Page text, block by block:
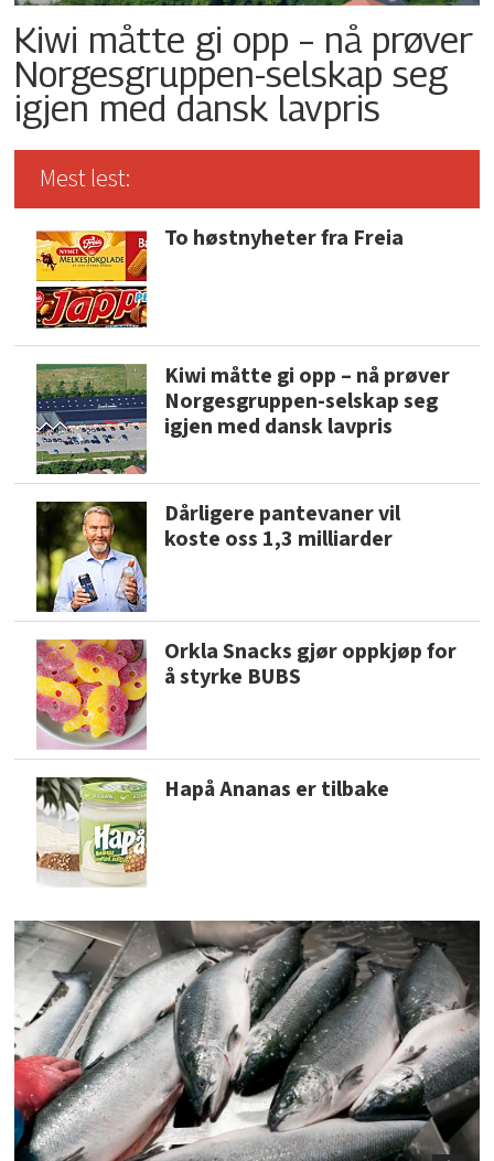
Kiwi måtte gi opp – nå prøver
Norgesgruppen-selskap seg
igjen med dansk lavpris
Mest lest:
To høstnyheter fra Freia
Kiwi måtte gi opp – nå prøver
Norgesgruppen-selskap seg
igjen med dansk lavpris
Dårligere pantevaner vil
koste oss 1,3 milliarder
Orkla Snacks gjør oppkjøp for
å styrke BUBS
Hapå Ananas er tilbake